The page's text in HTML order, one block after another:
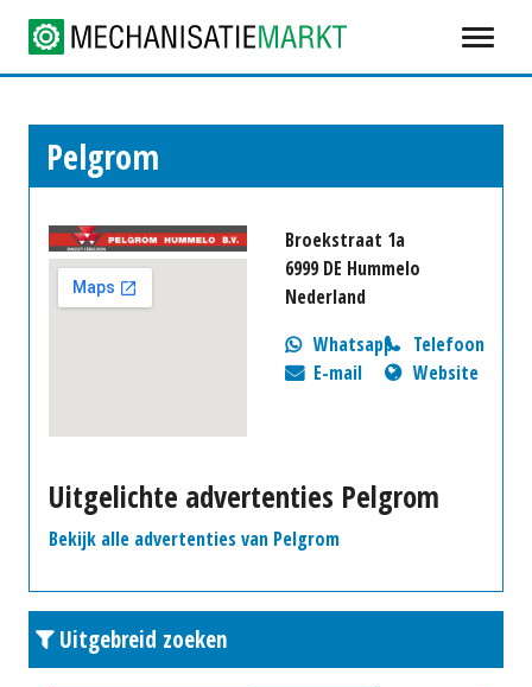
Pelgrom
Broekstraat 1a
6999 DE Hummelo
Nederland
Whatsapp
Telefoon
E-mail
Website
Uitgelichte advertenties Pelgrom
Bekijk alle advertenties van Pelgrom
Uitgebreid zoeken